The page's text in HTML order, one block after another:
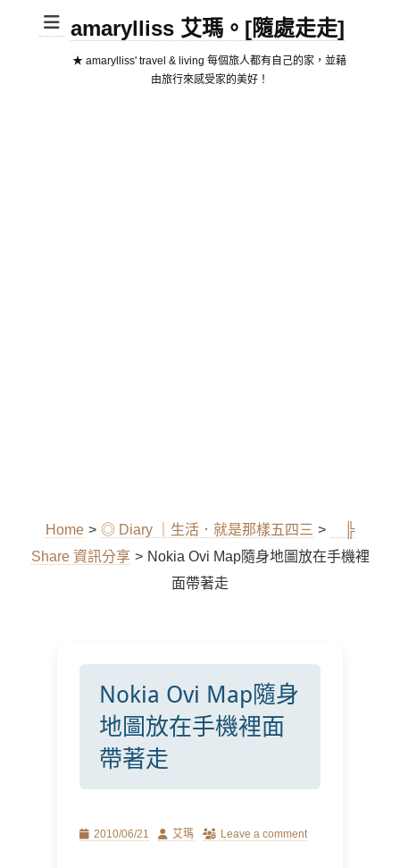
amarylliss 艾瑪。[隨處走走]
★ amarylliss' travel & living 每個旅人都有自己的家，並藉
由旅行來感受家的美好！
Home > ◎ Diary ｜生活．就是那樣五四三 >
╠
Share 資訊分享 > Nokia Ovi Map隨身地圖放在手機裡
面帶著走
Nokia Ovi Map隨身
地圖放在手機裡面
帶著走
Posted2010/06/21 Author
艾瑪 Leave a comment